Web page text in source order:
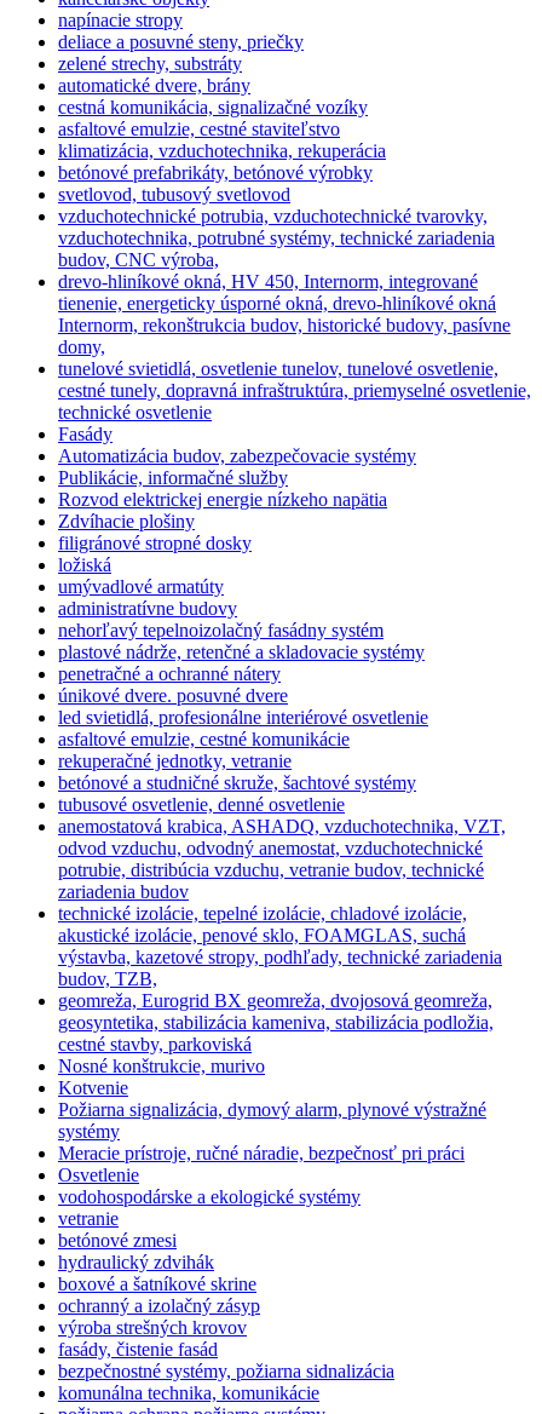
napínacie stropy
deliace a posuvné steny, priečky
zelené strechy, substráty
automatické dvere, brány
cestná komunikácia, signalizačné vozíky
asfaltové emulzie, cestné staviteľstvo
klimatizácia, vzduchotechnika, rekuperácia
betónové prefabrikáty, betónové výrobky
svetlovod, tubusový svetlovod
vzduchotechnické potrubia, vzduchotechnické tvarovky,
vzduchotechnika, potrubné systémy, technické zariadenia
budov, CNC výroba,
drevo-hliníkové okná, HV 450, Internorm, integrované
tienenie, energeticky úsporné okná, drevo-hliníkové okná
Internorm, rekonštrukcia budov, historické budovy, pasívne
domy,
tunelové svietidlá, osvetlenie tunelov, tunelové osvetlenie,
cestné tunely, dopravná infraštruktúra, priemyselné osvetlenie,
technické osvetlenie
Fasády
Automatizácia budov, zabezpečovacie systémy
Publikácie, informačné služby
Rozvod elektrickej energie nízkeho napätia
Zdvíhacie plošiny
filigránové stropné dosky
ložiská
umývadlové armatúty
administratívne budovy
nehorľavý tepelnoizolačný fasádny systém
plastové nádrže, retenčné a skladovacie systémy
penetračné a ochranné nátery
únikové dvere. posuvné dvere
led svietidlá, profesionálne interiérové osvetlenie
asfaltové emulzie, cestné komunikácie
rekuperačné jednotky, vetranie
betónové a studničné skruže, šachtové systémy
tubusové osvetlenie, denné osvetlenie
anemostatová krabica, ASHADQ, vzduchotechnika, VZT,
odvod vzduchu, odvodný anemostat, vzduchotechnické
potrubie, distribúcia vzduchu, vetranie budov, technické
zariadenia budov
technické izolácie, tepelné izolácie, chladové izolácie,
akustické izolácie, penové sklo, FOAMGLAS, suchá
výstavba, kazetové stropy, podhľady, technické zariadenia
budov, TZB,
geomreža, Eurogrid BX geomreža, dvojosová geomreža,
geosyntetika, stabilizácia kameniva, stabilizácia podložia,
cestné stavby, parkoviská
Nosné konštrukcie, murivo
Kotvenie
Požiarna signalizácia, dymový alarm, plynové výstražné
systémy
Meracie prístroje, ručné náradie, bezpečnosť pri práci
Osvetlenie
vodohospodárske a ekologické systémy
vetranie
betónové zmesi
hydraulický zdvihák
boxové a šatníkové skrine
ochranný a izolačný zásyp
výroba strešných krovov
fasády, čistenie fasád
bezpečnostné systémy, požiarna sidnalizácia
komunálna technika, komunikácie